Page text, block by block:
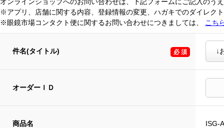
※アプリ、店舗に関する内容、登録情報の変更、ハガキでのダイレク
※眼鏡市場コンタクト便に関するお問い合わせにつきましては、
こち
件名(タイトル)
オーダーＩＤ
商品名
ISG-